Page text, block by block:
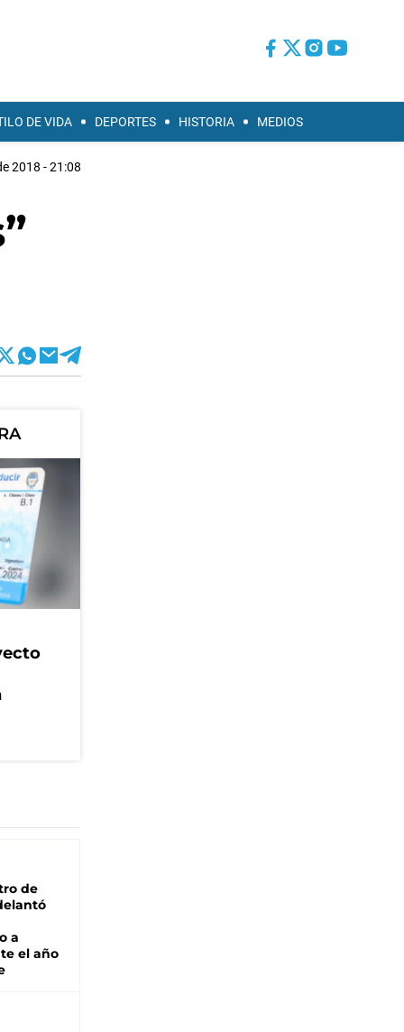
DE VIDA DEPORTES HISTORIA MEDIOS
2018 - 21:08
de
a
el año